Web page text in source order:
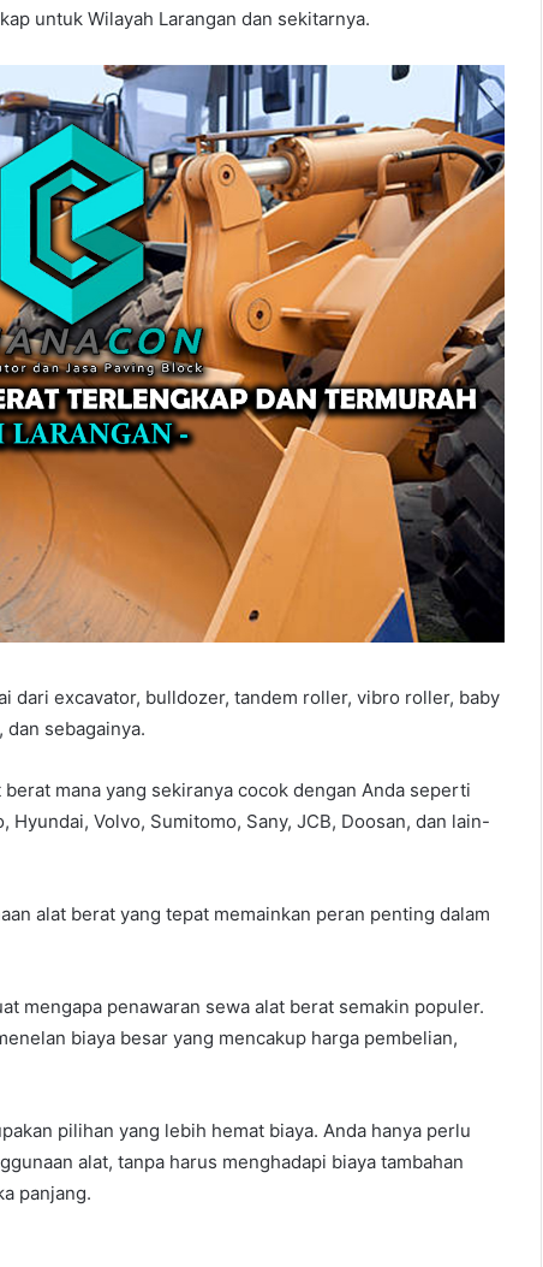
untuk Wilayah Larangan dan sekitarnya.
dari excavator, bulldozer, tandem roller, vibro roller, baby
sebagainya.
mana yang sekiranya cocok dengan Anda seperti
Hyundai, Volvo, Sumitomo, Sany, JCB, Doosan, dan lain-
alat berat yang tepat memainkan peran penting dalam
mengapa penawaran sewa alat berat semakin populer.
biaya besar yang mencakup harga pembelian,
pilihan yang lebih hemat biaya. Anda hanya perlu
alat, tanpa harus menghadapi biaya tambahan
panjang.
Jasa
Pasang
Paving
Block
Lampung
April 4, 2026
Jasa Pasang Paving Block Lampung